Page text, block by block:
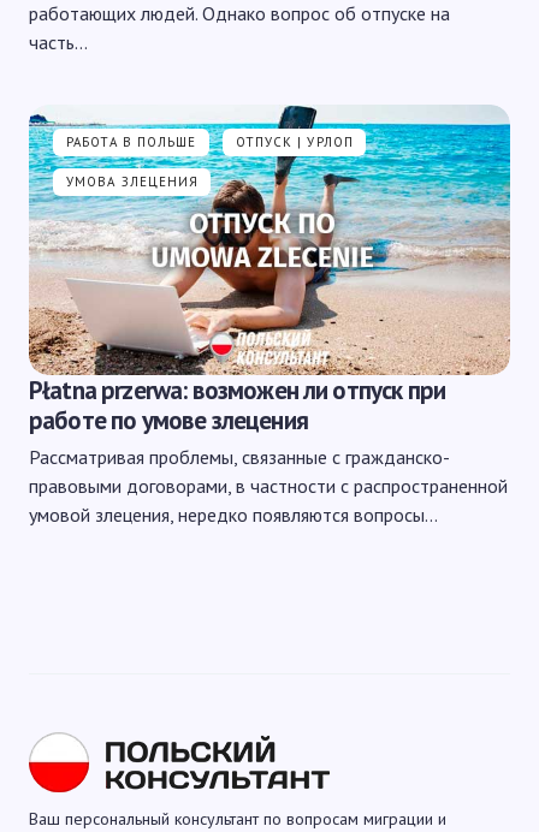
работающих людей. Однако вопрос об отпуске на
часть…
РАБОТА В ПОЛЬШЕ ОТПУСК | УРЛОП
УМОВА ЗЛЕЦЕНИЯ
Płatna przerwa: возможен ли отпуск при
работе по умове злецения
Рассматривая проблемы, связанные с гражданско-
правовыми договорами, в частности с распространенной
умовой злецения, нередко появляются вопросы…
Ваш персональный консультант по вопросам миграции и